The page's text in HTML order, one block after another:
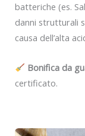
batteriche (es.
danni strutturali
causa dell’alta
Bonifica da
certificato.